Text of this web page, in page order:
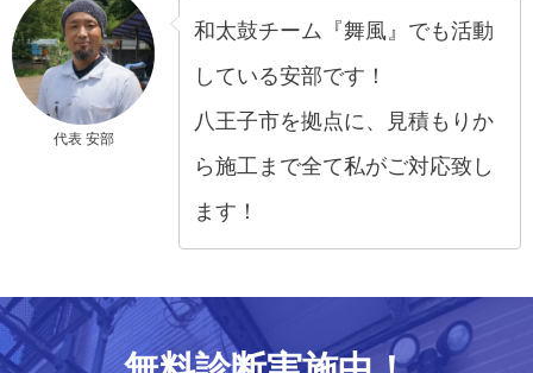
代表 安部
和太鼓チーム『舞風』でも活動
している安部です！
八王子市を拠点に、見積もりか
ら施工まで全て私がご対応致し
ます！